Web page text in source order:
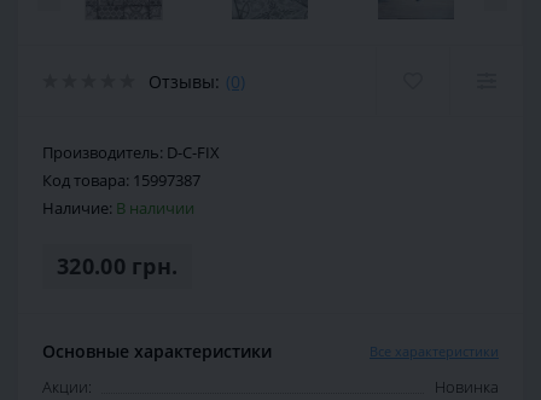
Отзывы: (0)
Производитель: D-C-FIX
Код товара: 15997387
Наличие: В наличии
320.00 грн.
Основные характеристики Все характеристики
Акции:
Новинка